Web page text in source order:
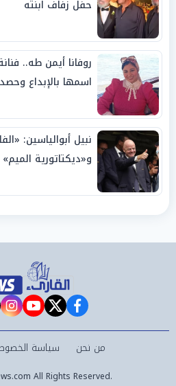
حفل زفاف ابنته
روفانا أيمن طه..
اسمها بالإبداع
نبيل أبوالياسين:
و«ديكتاتورية
facebook
twitter
من نحن سياسة
All Rights Reserved.